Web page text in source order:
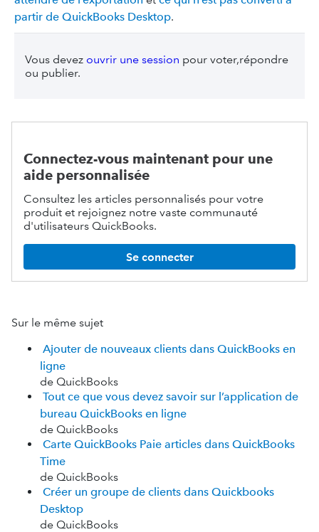
partir de QuickBooks Desktop.
Vous devez ouvrir une session pour voter,répondre
ou publier.
Connectez-vous maintenant pour une
aide personnalisée
Consultez les articles personnalisés pour votre
produit et rejoignez notre vaste communauté
d'utilisateurs QuickBooks.
Se connecter
Sur le même sujet
Ajouter de nouveaux clients dans QuickBooks en
ligne
de QuickBooks
Tout ce que vous devez savoir sur l’application de
bureau QuickBooks en ligne
de QuickBooks
Carte QuickBooks Paie articles dans QuickBooks
Time
de QuickBooks
Créer un groupe de clients dans Quickbooks
Desktop
de QuickBooks